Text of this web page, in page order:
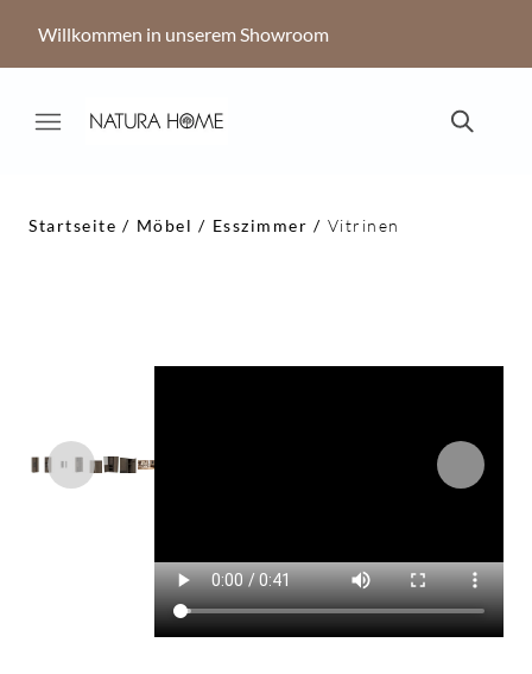
Willkommen in unserem Showroom
Startseite Möbel Esszimmer Vitrinen